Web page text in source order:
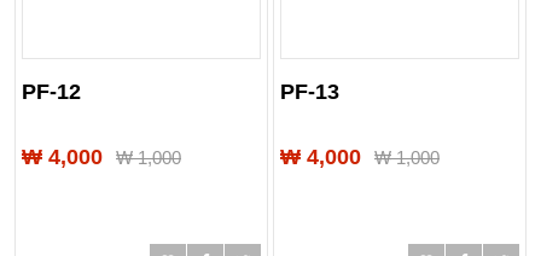
PF-12
₩ 4,000 ₩1,000
PF-13
₩ 4,000 ₩1,000